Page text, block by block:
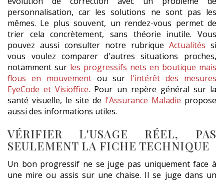
personnalisation, car les solutions ne sont pas les
mêmes. Le plus souvent, un rendez-vous permet de
trier cela concrètement, sans théorie inutile. Vous
pouvez aussi consulter notre rubrique Actualités si
vous voulez comparer d'autres situations proches,
notamment sur les progressifs nets en boutique mais
flous en mouvement ou sur l'intérêt des mesures
EyeCode et Visioffice. Pour un repère général sur la
santé visuelle, le site de l'Assurance Maladie propose
aussi des informations utiles.
VÉRIFIER L'USAGE RÉEL, PAS
SEULEMENT LA FICHE TECHNIQUE
Un bon progressif ne se juge pas uniquement face à
une mire ou assis sur une chaise. Il se juge dans un